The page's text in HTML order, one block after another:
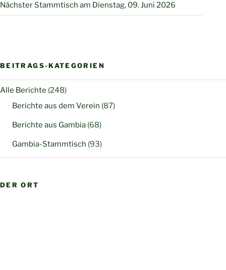
Nächster Stammtisch am Dienstag, 09. Juni 2026
BEITRAGS-KATEGORIEN
Alle Berichte (248)
Berichte aus dem Verein (87)
Berichte aus Gambia (68)
Gambia-Stammtisch (93)
DER ORT